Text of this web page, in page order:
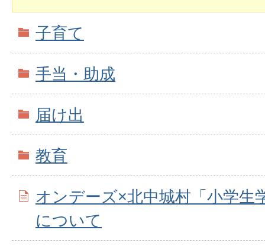
子育て
手当・助成
届け出
教育
オンデーズ×北中城村「小学生
について